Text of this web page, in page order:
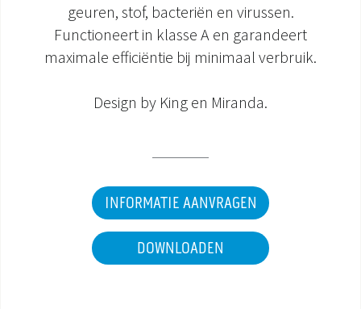
geuren, stof, bacteriën en virussen.
Functioneert in klasse A en garandeert
maximale efficiëntie bij minimaal verbruik.
Design by King en Miranda.
INFORMATIE AANVRAGEN
DOWNLOADEN